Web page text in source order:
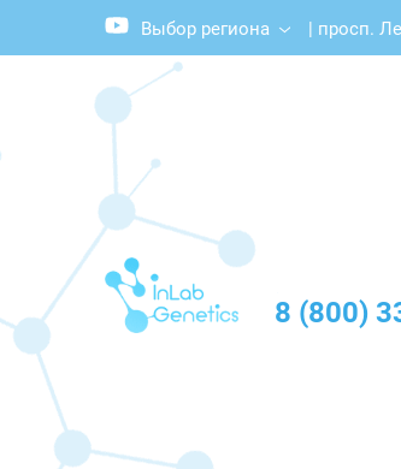
Выбор региона | просп.
8 (800)